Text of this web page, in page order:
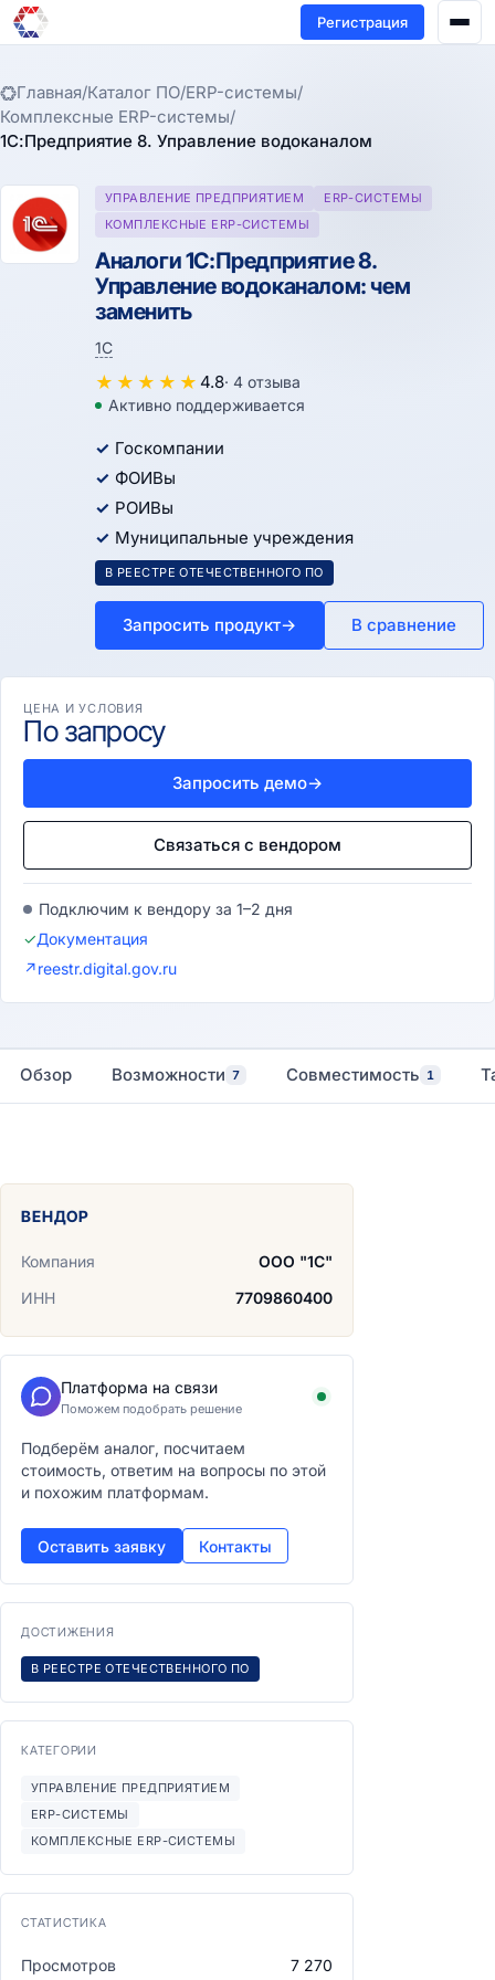
Регистрация
Главная/Каталог ПО/ERP-системы/
Комплексные ERP-системы/
1С:Предприятие 8. Управление водоканалом
УПРАВЛЕНИЕ ПРЕДПРИЯТИЕМ
ERP-СИСТЕМЫ
КОМПЛЕКСНЫЕ ERP-СИСТЕМЫ
Аналоги 1С:Предприятие 8.
Управление водоканалом: чем
заменить
1С
★ ★ ★ ★ ★ 4.8· 4 отзыва
Активно поддерживается
Госкомпании
ФОИВы
РОИВы
Муниципальные учреждения
В РЕЕСТРЕ ОТЕЧЕСТВЕННОГО ПО
Запросить продукт→ В сравнение
ЦЕНА И УСЛОВИЯ
По запросу
Запросить демо→
Связаться с вендором
Подключим к вендору за 1–2 дня
✓Документация
↗reestr.digital.gov.ru
Обзор Возможности 7 Совместимость 1
ВЕНДОР
Компания
ООО "1С"
ИНН
7709860400
Платформа на связи
Поможем подобрать решение
Подберём аналог, посчитаем
стоимость, ответим на вопросы по этой
и похожим платформам.
Оставить заявку Контакты
ДОСТИЖЕНИЯ
В РЕЕСТРЕ ОТЕЧЕСТВЕННОГО ПО
КАТЕГОРИИ
УПРАВЛЕНИЕ ПРЕДПРИЯТИЕМ
ERP-СИСТЕМЫ
КОМПЛЕКСНЫЕ ERP-СИСТЕМЫ
СТАТИСТИКА
Просмотров 7 270